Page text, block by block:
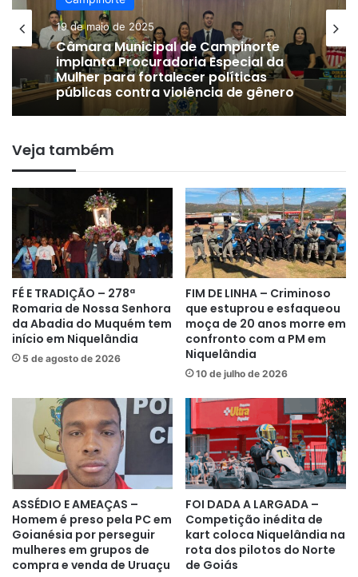
19 de maio de 2025
Câmara Municipal de Campinorte
implanta Procuradoria Especial da
Mulher para fortalecer políticas
públicas contra violência de gênero
Veja também
FÉ E TRADIÇÃO – 278ª
Romaria de Nossa Senhora
da Abadia do Muquém tem
início em Niquelândia
5 de agosto de 2026
FIM DE LINHA – Criminoso
que estuprou e esfaqueou
moça de 20 anos morre em
confronto com a PM em
Niquelândia
10 de julho de 2026
ASSÉDIO E AMEAÇAS –
Homem é preso pela PC em
Goianésia por perseguir
mulheres em grupos de
compra e venda de Uruaçu
FOI DADA A LARGADA –
Competição inédita de
kart coloca Niquelândia na
rota dos pilotos do Norte
de Goiás